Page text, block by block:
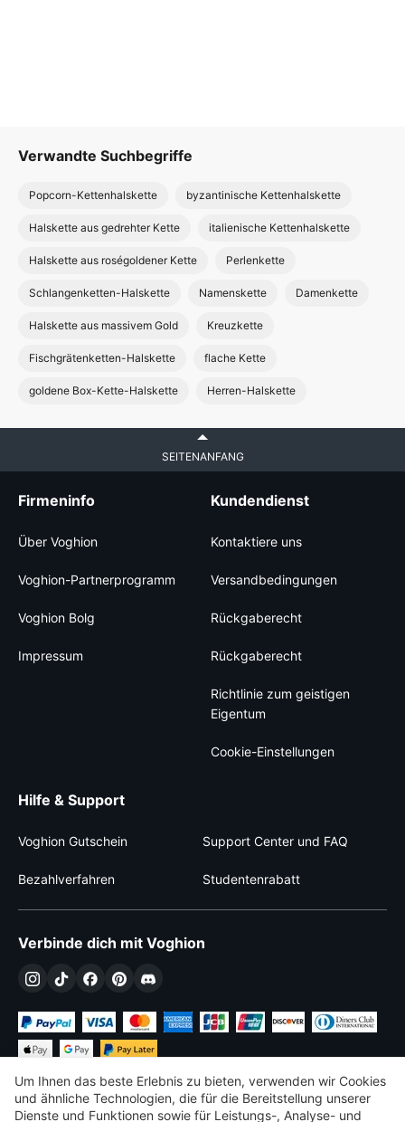
Verwandte Suchbegriffe
Popcorn-Kettenhalskette byzantinische Kettenhalskette
Halskette aus gedrehter Kette italienische Kettenhalskette
Halskette aus roségoldener Kette Perlenkette
Schlangenketten-Halskette Namenskette Damenkette
Halskette aus massivem Gold Kreuzkette
Fischgrätenketten-Halskette flache Kette
goldene Box-Kette-Halskette Herren-Halskette
SEITENANFANG
Firmeninfo
Über Voghion
Voghion-Partnerprogramm
Voghion Bolg
Impressum
Kundendienst
Kontaktiere uns
Versandbedingungen
Rückgaberecht
Rückgaberecht
Richtlinie zum geistigen
Eigentum
Cookie-Einstellungen
Hilfe & Support
Voghion Gutschein Support Center und FAQ
Bezahlverfahren Studentenrabatt
Verbinde dich mit Voghion
Um Ihnen das beste Erlebnis zu bieten, verwenden wir Cookies
und ähnliche Technologien, die für die Bereitstellung unserer
Dienste und Funktionen sowie für Leistungs-, Analyse- und